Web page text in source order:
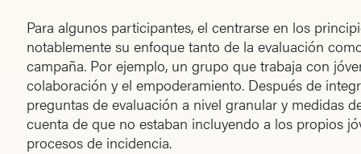
Para algunos participantes, el centrarse en los
notablemente su enfoque tanto de la evaluación
campaña. Por ejemplo, un grupo que trabaja con
colaboración y el empoderamiento. Después de
preguntas de evaluación a nivel granular y medidas
cuenta de que no estaban incluyendo a los propios
procesos de incidencia.